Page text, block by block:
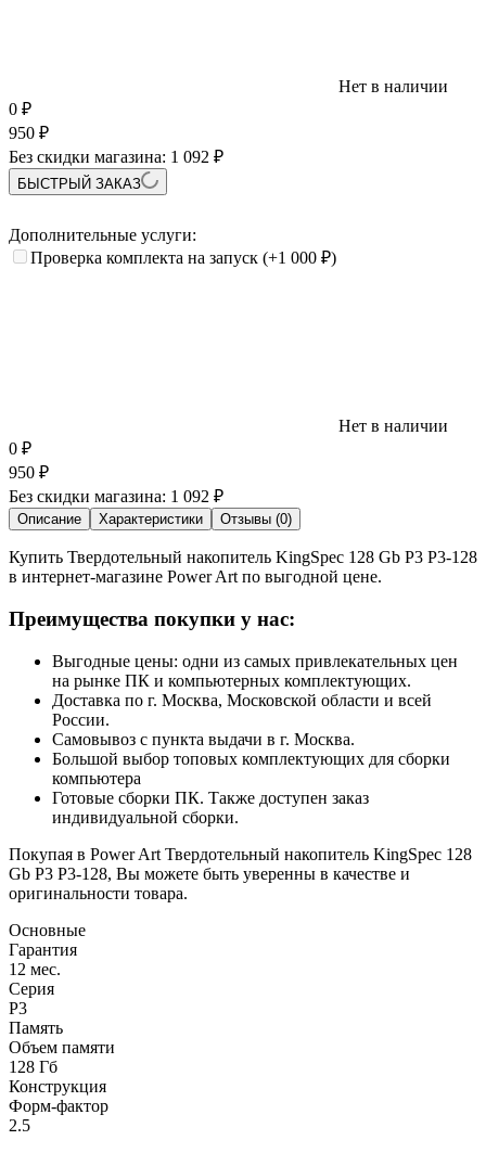
Нет в наличии
0 ₽
950 ₽
Без скидки магазина: 1 092 ₽
БЫСТРЫЙ ЗАКАЗ
Дополнительные услуги:
Проверка комплекта на запуск (+1 000 ₽)
Нет в наличии
0 ₽
950 ₽
Без скидки магазина: 1 092 ₽
Описание Характеристики Отзывы (0)
Купить Твердотельный накопитель KingSpec 128 Gb P3 P3-128
в интернет-магазине Power Art по выгодной цене.
Преимущества покупки у нас:
Выгодные цены: одни из самых привлекательных цен
на рынке ПК и компьютерных комплектующих.
Доставка по г. Москва, Московской области и всей
России.
Самовывоз с пункта выдачи в г. Москва.
Большой выбор топовых комплектующих для сборки
компьютера
Готовые сборки ПК. Также доступен заказ
индивидуальной сборки.
Покупая в Power Art Твердотельный накопитель KingSpec 128
Gb P3 P3-128, Вы можете быть уверенны в качестве и
оригинальности товара.
Основные
Гарантия
12 мес.
Серия
P3
Память
Объем памяти
128 Гб
Конструкция
Форм-фактор
2.5